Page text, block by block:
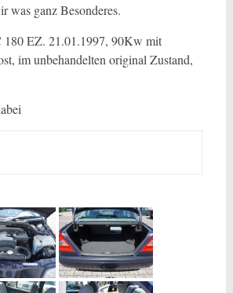
was ganz Besonderes.
180 EZ. 21.01.1997, 90Kw mit
im unbehandelten original Zustand,